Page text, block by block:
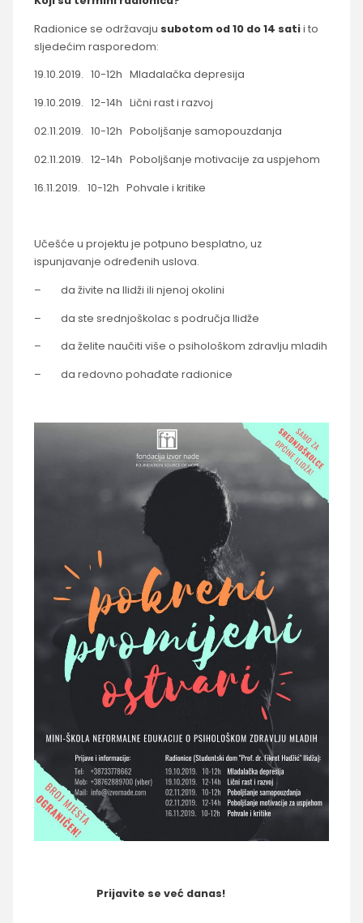
Radionice se održavaju subotom od 10 do 14 satii to
sljedećim rasporedom:
19.10.2019. 10-12h Mladalačka depresija
19.10.2019. 12-14h Lični rast i razvoj
02.11.2019. 10-12h Poboljšanje samopouzdanja
02.11.2019. 12-14h Poboljšanje motivacije za uspjehom
16.11.2019. 10-12h Pohvale i kritike
Učešće u projektu je potpuno besplatno, uz
ispunjavanje određenih uslova.
– da živite na Ilidži ili njenoj okolini
– da ste srednjoškolac s područja Ilidže
– da želite naučiti više o psihološkom zdravlju mladih
– da redovno pohađate radionice
Prijavite se već danas!